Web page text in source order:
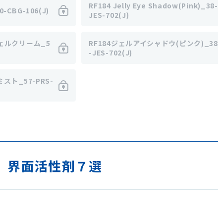
CBG-106(J)
RF184 Jelly Eye Shadow(Pink)_38-
JES-702(J)
ルクリーム_5
RF184ジェルアイシャドウ(ピンク)_38
-JES-702(J)
スト_57-PRS-
界面活性剤７選